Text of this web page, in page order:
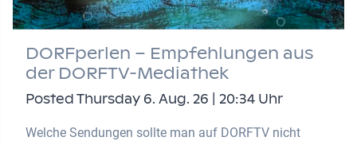
DORFperlen – Empfehlungen aus
der DORFTV-Mediathek
Posted Thursday 6. Aug. 26 | 20:34 Uhr
Welche Sendungen sollte man auf DORFTV nicht